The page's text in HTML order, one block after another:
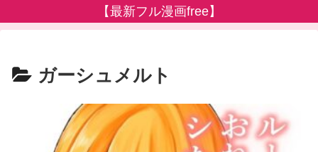
【最新フル漫画free】
ガーシュメルト